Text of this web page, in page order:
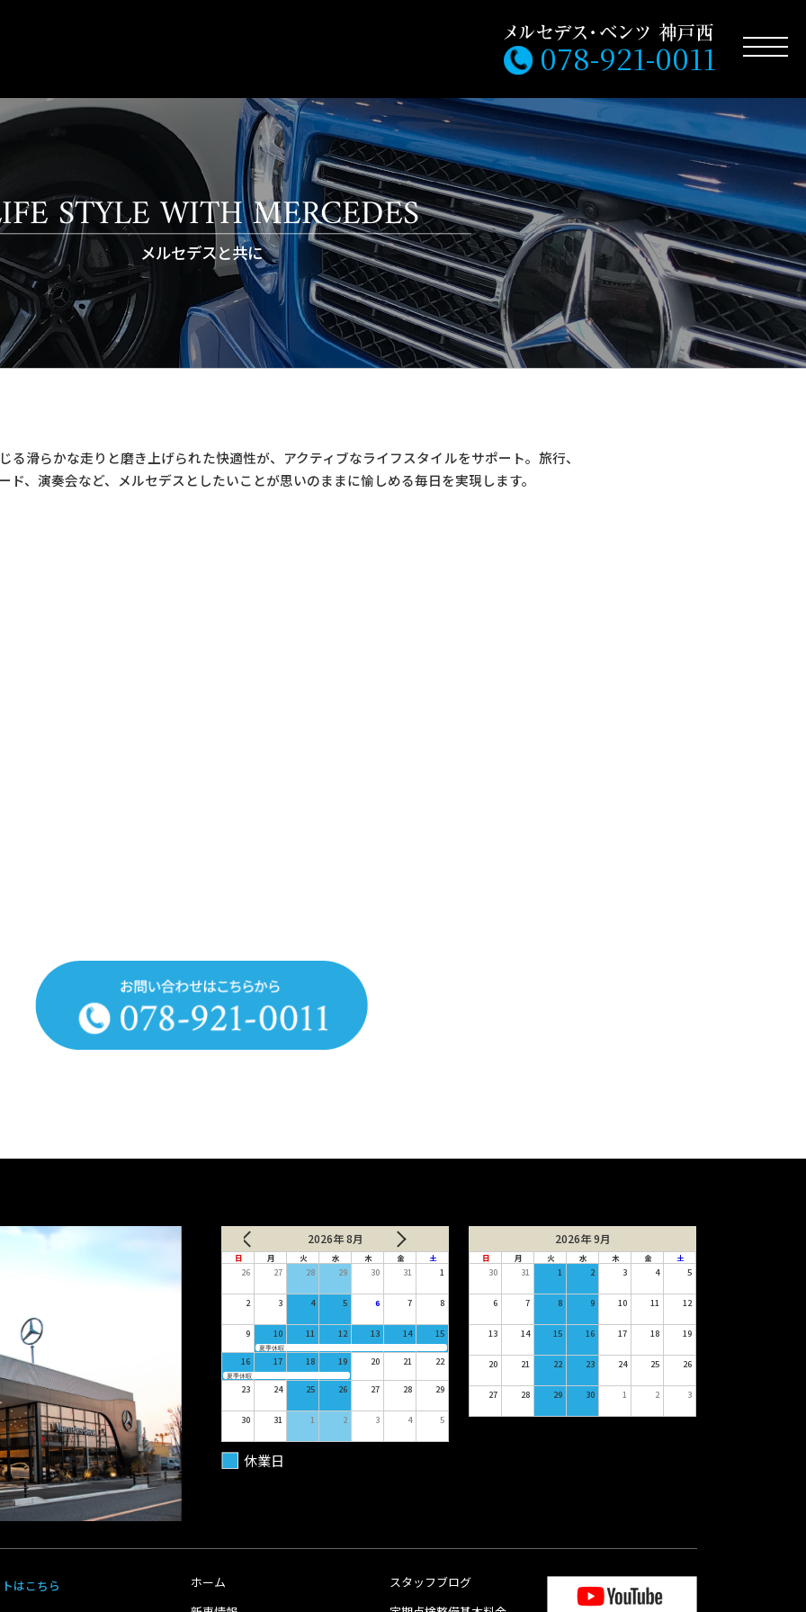
078-921-0011
STYLE WITH MERCEDES
メルセデスと共に
る滑らかな走りと磨き上げられた快適性が、アクティブなライフスタイルをサポート。旅行、
ド、演奏会など、メルセデスとしたいことが思いのままに愉しめる毎日を実現します。
2026年 8月
日 月 火 水 木 金 土
26 27 28 29 30 31 1
2 3 4 5 6 7 8
9 10 11 12 13 14 15
夏季休暇
16 17 18 19 20 21 22
夏季休暇
23 24 25 26 27 28 29
30 31 1 2 3 4 5
2026年 9月
日 月 火 水 木 金 土
30 31 1 2 3 4 5
6 7 8 9 10 11 12
13 14 15 16 17 18 19
20 21 22 23 24 25 26
27 28 29 30 1 2 3
休業日
はこちら
ホーム
スタッフブログ